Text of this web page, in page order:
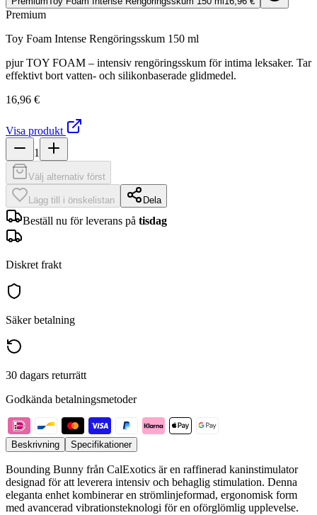
Premium
Toy Foam Intense Rengöringsskum 150 ml
pjur TOY FOAM – intensiv rengöringsskum för intima leksaker. Tar
effektivt bort vatten- och silikonbaserade glidmedel.
16,96 €
Visa produkt
1
Välj alternativ först
Lägg till i önskelistan Dela
Beställ nu för leverans på tisdag
Diskret frakt
Säker betalning
30 dagars returrätt
Godkända betalningsmetoder
Beskrivning Specifikationer
Bounding Bunny från CalExotics är en raffinerad kaninstimulator
designad för att leverera intensiv och behaglig stimulation. Denna
eleganta enhet kombinerar en strömlinjeformad, ergonomisk form
med avancerad vibrationsteknologi för en oförglömlig upplevelse.